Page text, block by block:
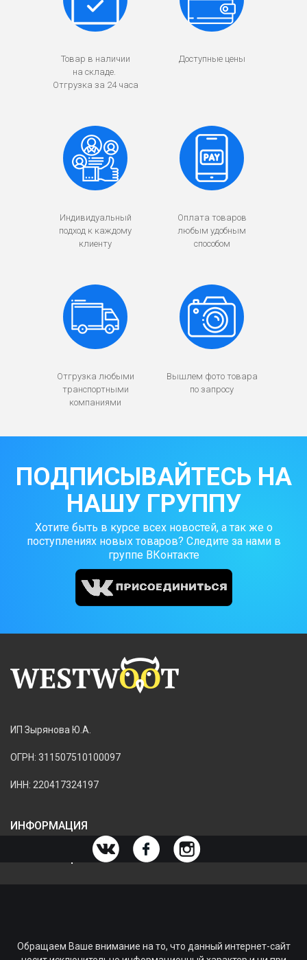
Товар в наличии
на складе.
Отгрузка за 24 часа
Доступные цены
Индивидуальный
подход к каждому
клиенту
Оплата товаров
любым удобным
способом
Отгрузка любыми
транспортными
компаниями
Вышлем фото товара
по запросу
ПОДПИСЫВАЙТЕСЬ НА
НАШУ ГРУППУ
Хотите быть в курсе всех новостей, а так же о
поступлениях новых товаров? Следите за нами в
группе ВКонтакте
ИП Зырянова Ю.А.
ОГРН: 311507510100097
ИНН: 220417324197
ИНФОРМАЦИЯ
ИНФОРМАЦИЯ О МАГАЗИНЕ
Обращаем Ваше внимание на то, что данный интернет-сайт